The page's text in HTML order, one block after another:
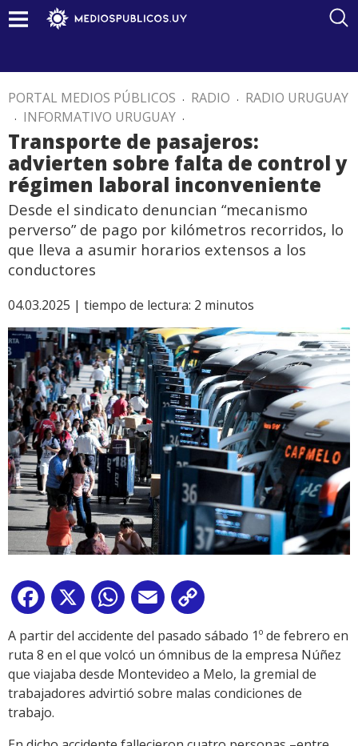
PORTAL MEDIOS PÚBLICOS . RADIO . RADIO URUGUAY
. INFORMATIVO URUGUAY .
Transporte de pasajeros:
advierten sobre falta de control y
régimen laboral inconveniente
Desde el sindicato denuncian “mecanismo
perverso” de pago por kilómetros recorridos, lo
que lleva a asumir horarios extensos a los
conductores
04.03.2025 | tiempo de lectura: 2 minutos
Facebook
X WhatsApp
Email
Link
A partir del accidente del pasado sábado 1º de febrero en
ruta 8 en el que volcó un ómnibus de la empresa Núñez
que viajaba desde Montevideo a Melo, la gremial de
trabajadores advirtió sobre malas condiciones de
trabajo.